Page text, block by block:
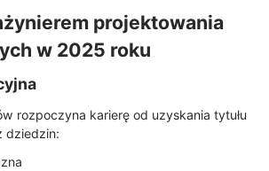
projektowania
w 2025 roku
rozpoczyna karierę od uzyskania tytułu
dziedzin: